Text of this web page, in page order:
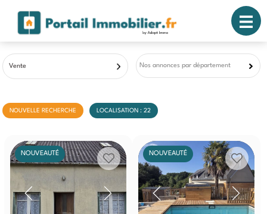
Vente Nos annonces par département
NOUVELLE RECHERCHE LOCALISATION : 22
NOUVEAUTÉ NOUVEAUTÉ